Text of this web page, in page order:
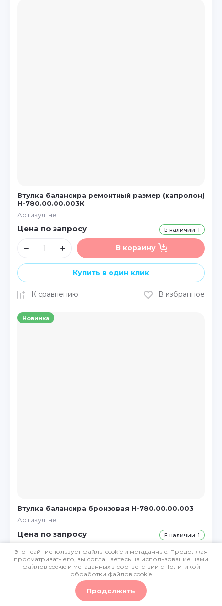
Втулка балансира ремонтный размер (капролон)
Н-780.00.00.003К
Артикул: нет
В наличии 1
Цена по запросу
В корзину
Купить в один клик
К сравнению В избранное
Новинка
Втулка балансира бронзовая H-780.00.00.003
Артикул: нет
В наличии 1
Цена по запросу
В корзину
Купить в один клик
К сравнению
0
Контакты
8 800 101 5000
info@zdp.ru
Пн-Пт:9.00-19.00
Сб:10.00-15.00
Вс:выходной
Политика конфиденциальности
Мегагрупп.ру
Этот сайт использует файлы cookie и метаданные. Продолжая
просматривать его, вы соглашаетесь на использование нами
файлов cookie и метаданных в соответствии с Политикой
обработки файлов cookie
Продолжить